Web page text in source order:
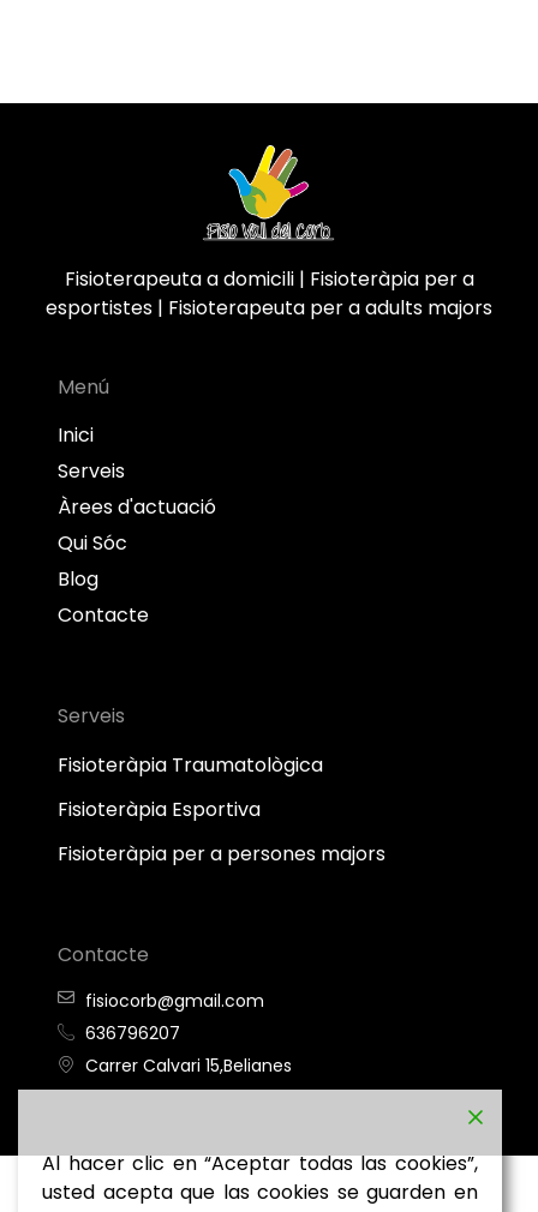
Fisioterapeuta a domicili | Fisioteràpia per a
esportistes | Fisioterapeuta per a adults majors
Menú
Inici
Serveis
Àrees d'actuació
Qui Sóc
Blog
Contacte
Serveis
Fisioteràpia Traumatològica
Fisioteràpia Esportiva
Fisioteràpia per a persones majors
Contacte
fisiocorb@gmail.com
636796207
Carrer Calvari 15,Belianes
Al hacer clic en “Aceptar todas las cookies”,
usted acepta que las cookies se guarden en